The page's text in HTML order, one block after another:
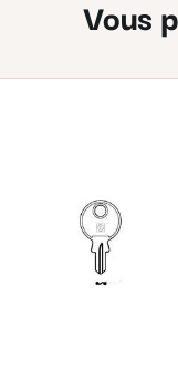
Vous